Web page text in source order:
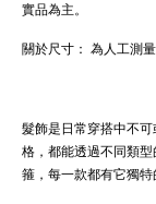
實品為主。
關於尺寸： 為人工測
髮飾是日常穿搭中不
格，都能透過不同類
箍，每一款都有它獨特